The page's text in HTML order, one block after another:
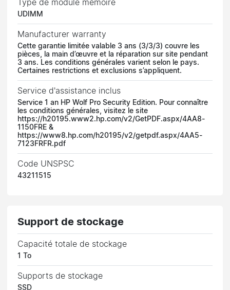
Type de module mémoire
UDIMM
Manufacturer warranty
Cette garantie limitée valable 3 ans (3/3/3) couvre les
pièces, la main d’œuvre et la réparation sur site pendant
3 ans. Les conditions générales varient selon le pays.
Certaines restrictions et exclusions s’appliquent.
Service d'assistance inclus
Service 1 an HP Wolf Pro Security Edition. Pour connaître
les conditions générales, visitez le site
https://h20195.www2.hp.com/v2/GetPDF.aspx/4AA8-
1150FRE &
https://www8.hp.com/h20195/v2/getpdf.aspx/4AA5-
7123FRFR.pdf
Code UNSPSC
43211515
Support de stockage
Capacité totale de stockage
1 To
Supports de stockage
SSD